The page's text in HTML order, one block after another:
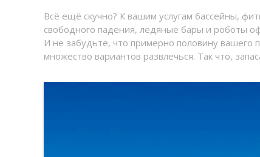
Всё ещё скучно? К вашим услугам бассейны,
свободного падения, ледяные бары и роботы
И не забудьте, что примерно половину вашего
множество вариантов развлечься. Так что,